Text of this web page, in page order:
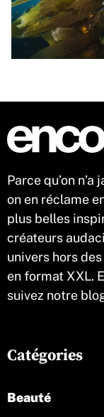
Parce qu’on
on en réclame
plus belles
créateurs
univers hors
en format XXL.
suivez notre
Catégories
Beauté